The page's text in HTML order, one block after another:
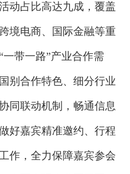
动占比高达九成，覆盖
境电商、国际金融等重
带一路”产业合作需
别合作特色、细分行业
同联动机制，畅通信息
好嘉宾精准邀约、行程
作，全力保障嘉宾参会